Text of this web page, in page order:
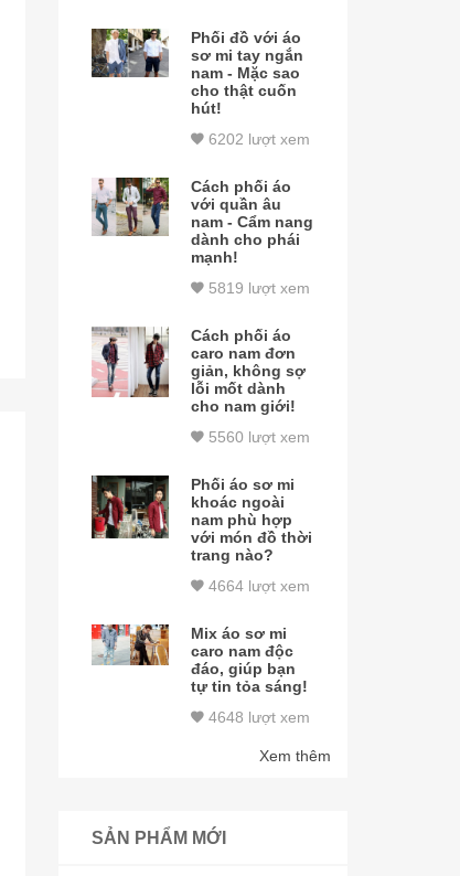
Phối đồ với áo
sơ mi tay ngắn
nam - Mặc sao
cho thật cuốn
hút!
6202 lượt xem
Cách phối áo
với quần âu
nam - Cẩm nang
dành cho phái
mạnh!
5819 lượt xem
Cách phối áo
caro nam đơn
giản, không sợ
lỗi mốt dành
cho nam giới!
5560 lượt xem
Phối áo sơ mi
khoác ngoài
nam phù hợp
với món đồ thời
trang nào?
4664 lượt xem
Mix áo sơ mi
caro nam độc
đáo, giúp bạn
tự tin tỏa sáng!
4648 lượt xem
Xem thêm
SẢN PHẨM MỚI